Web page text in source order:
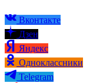
Вконтакте
Дзен
Яндекс
Одноклассники
Telegram